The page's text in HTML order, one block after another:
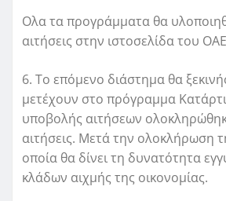
Ολα τα προγράμματα θα
αιτήσεις στην ιστοσελίδα του
6. Το επόμενο διάστημα θα
μετέχουν στο πρόγραμμα
υποβολής αιτήσεων
αιτήσεις. Μετά την ολοκλήρωση
οποία θα δίνει τη δυνατότητα
κλάδων αιχμής της οικονομίας.